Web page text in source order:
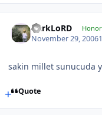
DarkLoRD
November 29, 2006
sakin millet sunucuda
Quote